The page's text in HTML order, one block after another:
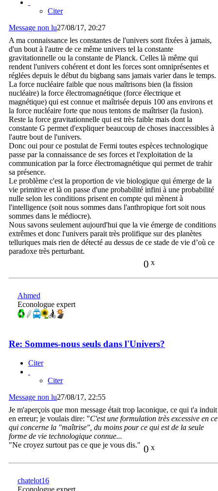
Citer
Message non lu27/08/17, 20:27
A ma connaissance les constantes de l'univers sont fixées à jamais,
d'un bout à l'autre de ce même univers tel la constante
gravitationnelle ou la constante de Planck. Celles là même qui
rendent l'univers cohérent et dont les forces sont omniprésentes et
réglées depuis le début du bigbang sans jamais varier dans le temps.
La force nucléaire faible que nous maîtrisons bien (la fission
nucléaire) la force électromagnétique (force électrique et
magnétique) qui est connue et maîtrisée depuis 100 ans environs et
la force nucléaire forte que nous tentons de maîtriser (la fusion).
Reste la force gravitationnelle qui est très faible mais dont la
constante G permet d'expliquer beaucoup de choses inaccessibles à
l'autre bout de l'univers.
Donc oui pour ce postulat de Fermi toutes espèces technologique
passe par la connaissance de ses forces et l'exploitation de la
communication par la force électromagnétique qui permet de trahir
sa présence.
Le problème c'est la proportion de vie biologique qui émerge de la
vie primitive et là on passe d'une probabilité infini à une probabilité
nulle selon les conditions prisent en compte qui mènent à
l'intelligence (soit nous sommes dans l'anthropique fort soit nous
sommes dans le médiocre).
Nous savons seulement aujourd'hui que la vie émerge de conditions
extrêmes et donc l'univers parait très prolifique sur des planètes
telluriques mais rien de détecté au dessus de ce stade de vie d’où ce
paradoxe très perturbant.
0 x
Ahmed
Econologue expert
Re: Sommes-nous seuls dans l'Univers?
Citer
Citer
Message non lu27/08/17, 22:55
Je m'aperçois que mon message était trop laconique, ce qui t'a induit
en erreur; je voulais dire: "C'est une formulation très excessive en ce
qui concerne la "maîtrise", du moins pour ce qui est de la seule
forme de vie technologique connue...
0 x
"Ne croyez surtout pas ce que je vous dis."
chatelot16
Econologue expert